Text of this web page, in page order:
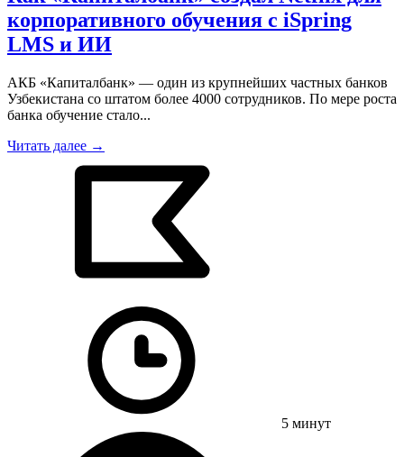
корпоративного обучения с iSpring
LMS и ИИ
АКБ «Капиталбанк» — один из крупнейших частных банков
Узбекистана со штатом более 4000 сотрудников. По мере роста
банка обучение стало...
Читать далее →
5 минут